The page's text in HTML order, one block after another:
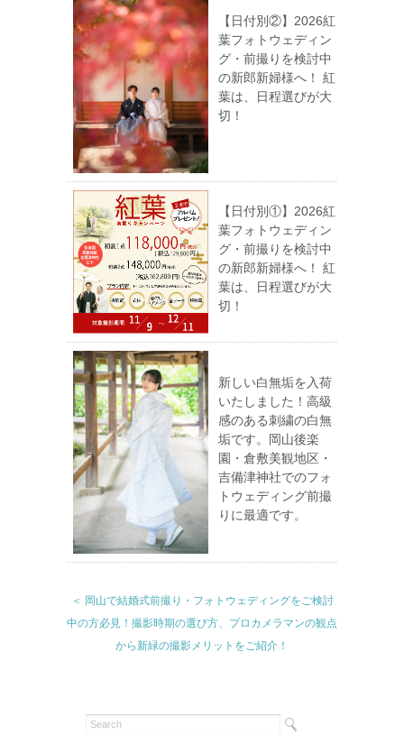
【日付別②】2026紅
葉フォトウェディン
グ・前撮りを検討中
の新郎新婦様へ！ 紅
葉は、日程選びが大
切！
【日付別①】2026紅
葉フォトウェディン
グ・前撮りを検討中
の新郎新婦様へ！ 紅
葉は、日程選びが大
切！
新しい白無垢を入荷
いたしました！高級
感のある刺繍の白無
垢です。岡山後楽
園・倉敷美観地区・
吉備津神社でのフォ
トウェディング前撮
りに最適です。
＜ 岡山で結婚式前撮り・フォトウェディングをご検討
中の方必見！撮影時期の選び方、プロカメラマンの観点
から新緑の撮影メリットをご紹介！